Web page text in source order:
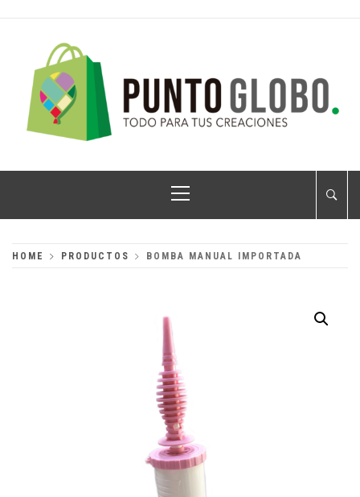
PUNTO GLOBO
Menu
HOME PRODUCTOS BOMBA MANUAL IMPORTADA